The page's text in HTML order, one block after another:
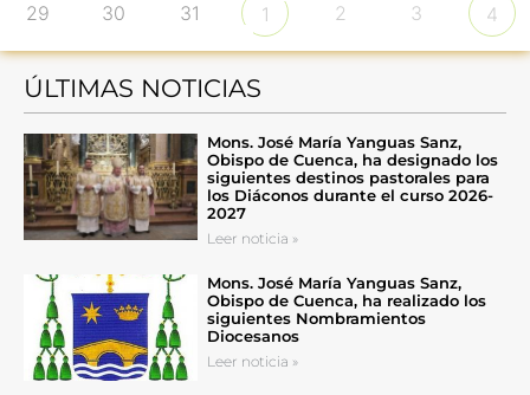
29 30 31 1 2 3 4
ÚLTIMAS NOTICIAS
Mons. José María Yanguas Sanz,
Obispo de Cuenca, ha designado los
siguientes destinos pastorales para
los Diáconos durante el curso 2026-
2027
Leer noticia »
Mons. José María Yanguas Sanz,
Obispo de Cuenca, ha realizado los
siguientes Nombramientos
Diocesanos
Leer noticia »